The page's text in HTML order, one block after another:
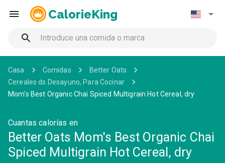
CalorieKing
Casa Comidas
Better Oats
Cereales ds Desayuno, Para Cocinar
Mom's Best Organic Chai Spiced Multigrain Hot Cereal, dry
Cuantas calorías en
Better Oats Mom's Best Organic Chai
Spiced Multigrain Hot Cereal, dry